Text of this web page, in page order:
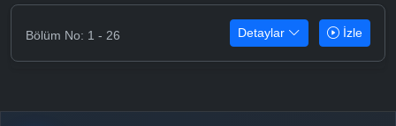
Bölüm No: 1 - 26 Detaylar İzle